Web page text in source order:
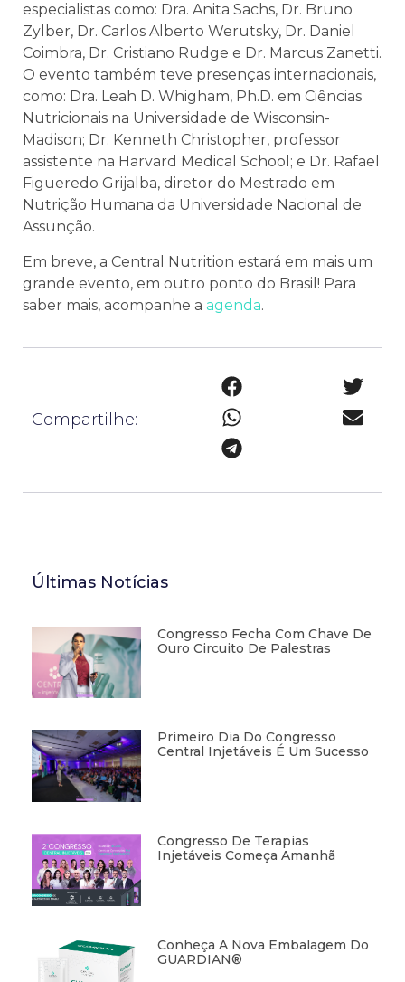
especialistas como: Dra. Anita Sachs, Dr. Bruno
Zylber, Dr. Carlos Alberto Werutsky, Dr. Daniel
Coimbra, Dr. Cristiano Rudge e Dr. Marcus Zanetti.
O evento também teve presenças internacionais,
como: Dra. Leah D. Whigham, Ph.D. em Ciências
Nutricionais na Universidade de Wisconsin-
Madison; Dr. Kenneth Christopher, professor
assistente na Harvard Medical School; e Dr. Rafael
Figueredo Grijalba, diretor do Mestrado em
Nutrição Humana da Universidade Nacional de
Assunção.
Em breve, a Central Nutrition estará em mais um
grande evento, em outro ponto do Brasil! Para
saber mais, acompanhe a agenda.
Compartilhe:
Últimas Notícias
Congresso Fecha Com Chave De
Ouro Circuito De Palestras
Primeiro Dia Do Congresso
Central Injetáveis É Um Sucesso
Congresso De Terapias
Injetáveis Começa Amanhã
Conheça A Nova Embalagem Do
GUARDIAN®